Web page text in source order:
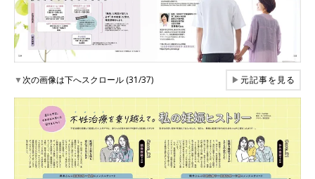
▼次の画像は下へスクロール (31/37) ▶元記事を見る